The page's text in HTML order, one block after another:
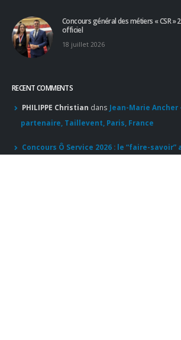
Concours général des métiers « CSR »
officiel
18 juillet 2026
RECENT COMMENTS
PHILIPPE Christian dans Jean-Marie
partenaire, Taillevent, Paris, France
Concours Ô Service 2026 : le “faire-savoir”